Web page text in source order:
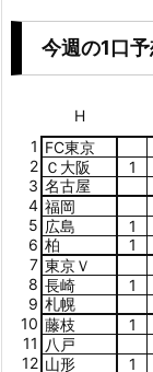
今週の1口
H
1 FC東京
2 Ｃ大阪 1
3 名古屋
4 福岡
5 広島 1
6 柏 1
7 東京Ｖ
8 長崎 1
9 札幌
10 藤枝 1
11 八戸
12 山形 1